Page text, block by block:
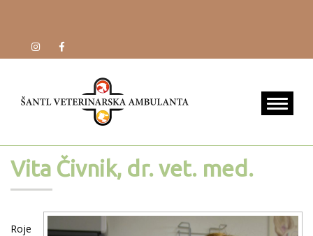
Vita Čivnik, dr. vet. med.
Roje